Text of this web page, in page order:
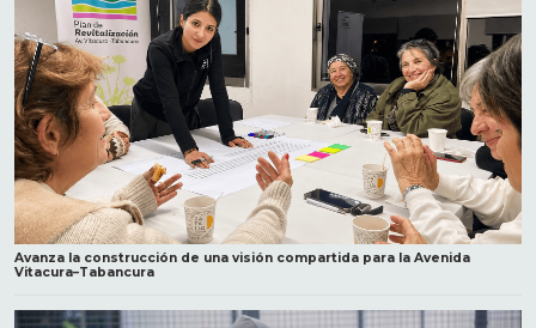
Avanza la construcción de una visión compartida para la Avenida
Vitacura–Tabancura